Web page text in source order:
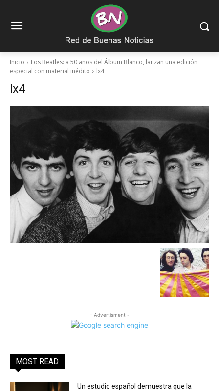
Inicio
Los Beatles: a 50 años del Álbum Blanco, lanzan una edición
especial con material inédito
lx4
lx4
- Advertisment -
MOST READ
Un estudio español demuestra que la